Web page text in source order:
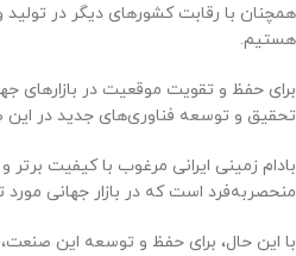
همچنان با رقابت کشورهای دیگر در تولید
هستیم.
برای حفظ و تقویت موقعیت در بازارهای
تحقیق و توسعه فناوری‌های جدید در
بادام زمینی ایرانی مرغوب با کیفیت
منحصربه‌فرد است که در بازار جهانی مورد
با این حال، برای حفظ و توسعه این